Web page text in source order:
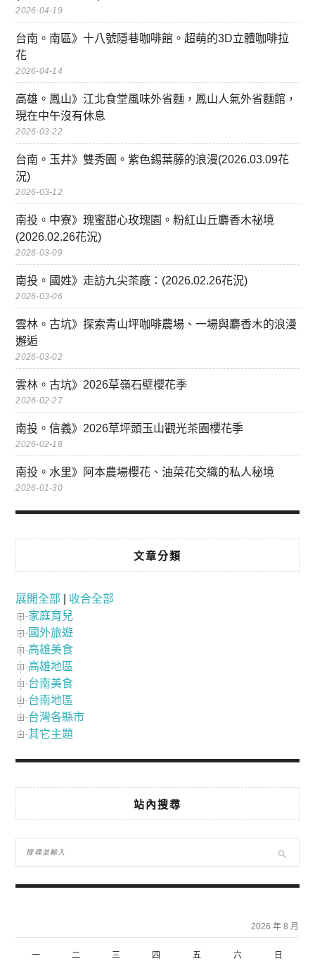
2026-04-19
台南。南區》十八號隱巷咖啡館。超萌的3D立體咖啡拉
花
2026-04-14
高雄。鳳山》江北食堂風味外省麵，鳳山人氣外省麵館，
現在中午沒有休息
2026-03-22
台南。玉井》雙秀園。紫色錫葉藤的浪漫(2026.03.09花
況)
2026-03-12
南投。中寮》瑰蜜甜心玫瑰園。粉紅山丘麝香木祕境
(2026.02.26花況)
2026-03-09
南投。國姓》走訪九尖茶廠：(2026.02.26花況)
2026-03-06
雲林。古坑》探索青山坪咖啡農場、一場與麝香木的浪漫
邂逅
2026-03-02
雲林。古坑》2026草嶺石壁櫻花季
2026-02-27
南投。信義》2026草坪頭玉山觀光茶園櫻花季
2026-02-18
南投。水里》阿本農場櫻花、油菜花交織的私人秘境
2026-01-30
文章分類
展開全部
收合全部
家庭育兒
國外旅遊
高雄美食
高雄地區
台南美食
台南地區
台灣各縣市
其它主題
站內搜尋
2026 年 8 月
一 二 三 四 五 六 日